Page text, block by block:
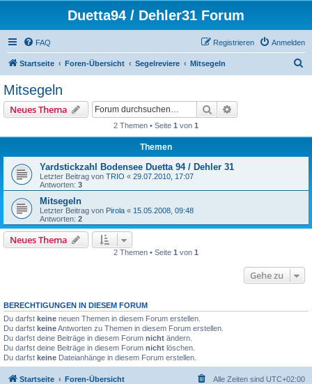
Duetta94 / Dehler31 Forum
FAQ Anmelden
Registrieren
Startseite Foren-Übersicht Segelreviere Mitsegeln
Mitsegeln
Neues Thema Suche
2 Themen • Seite 1 von 1
Themen
Yardstickzahl Bodensee Duetta 94 / Dehler 31
Letzter Beitrag von TRIO « 29.07.2010, 17:07
Antworten: 3
Mitsegeln
Letzter Beitrag von Pirola « 15.05.2008, 09:48
Antworten: 2
Neues Thema
2 Themen • Seite 1 von 1
Gehe zu
BERECHTIGUNGEN IN DIESEM FORUM
Du darfst keine neuen Themen in diesem Forum erstellen.
Du darfst keineAntworten zu Themen in diesem Forum erstellen.
Du darfst deine Beiträge in diesem Forum nicht ändern.
Du darfst deine Beiträge in diesem Forum nicht löschen.
Du darfst keine Dateianhänge in diesem Forum erstellen.
Startseite Foren-Übersicht Alle Zeiten sind UTC+02:00